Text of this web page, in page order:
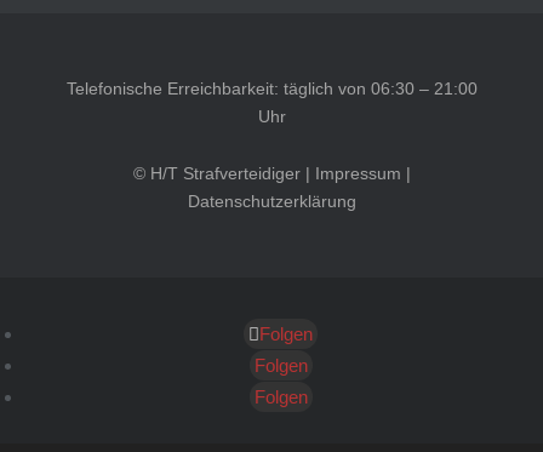
Telefonische Erreichbarkeit: täglich von 06:30 – 21:00
Uhr
© H/T Strafverteidiger | Impressum |
Datenschutzerklärung
Folgen
Folgen
Folgen
Kundenbewertungen und Erfahrungen zu
SEHR GUT